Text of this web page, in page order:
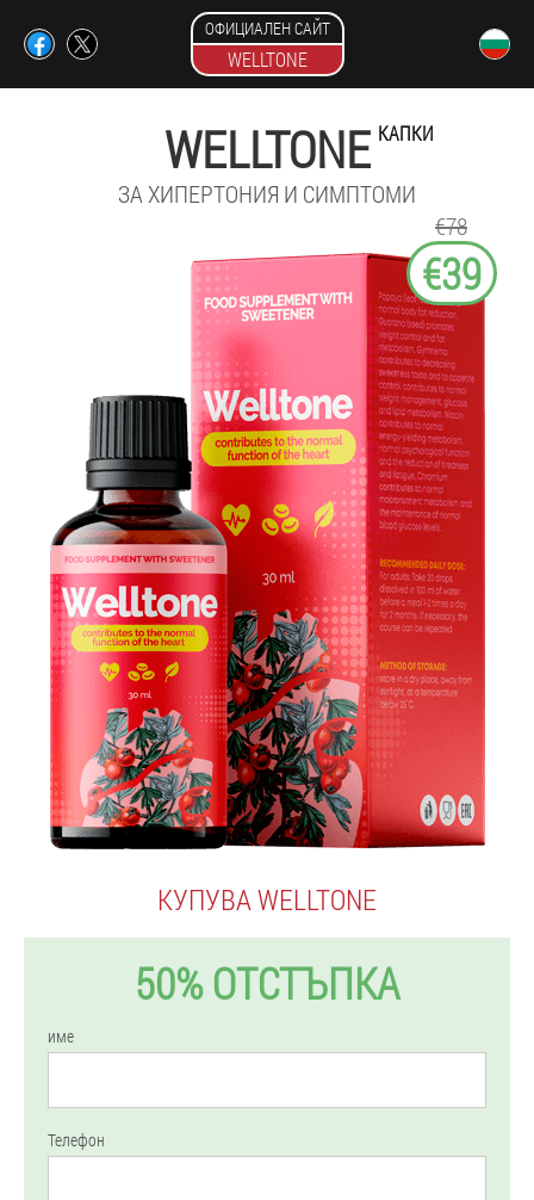
ОФИЦИАЛЕН САЙТ
WELLTONE
WELLTONE КАПКИ
ЗА ХИПЕРТОНИЯ И СИМПТОМИ
€78
€39
КУПУВА WELLTONE
50% ОТСТЪПКА
име
Телефон